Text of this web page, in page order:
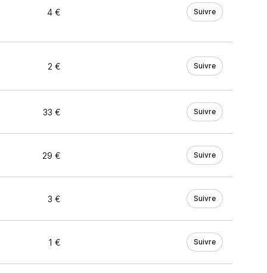
4 € Suivre
2 € Suivre
33 € Suivre
29 € Suivre
3 € Suivre
1 € Suivre